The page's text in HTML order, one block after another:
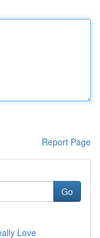
Report Page
Go
Love